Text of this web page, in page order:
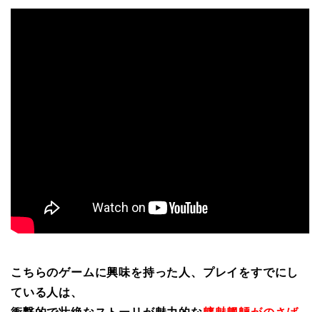
こちらのゲームに興味を持った人、プレイをすでにし
ている人は、